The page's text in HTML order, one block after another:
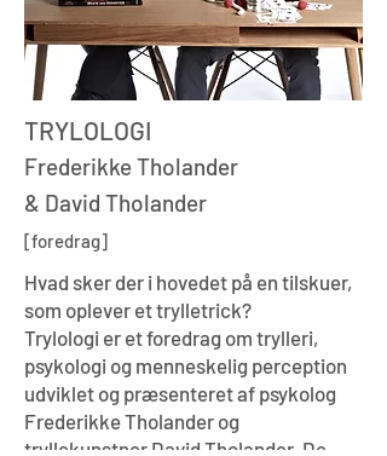
TRYLOLOGI
Frederikke Tholander
& David Tholander
[foredrag]
Hvad sker der i hovedet på en tilskuer,
som oplever et trylletrick?
Trylologi er et foredrag om trylleri,
psykologi og menneskelig perception
udviklet og præsenteret af psykolog
Frederikke Tholander og
tryllekunstner David Tholander. De